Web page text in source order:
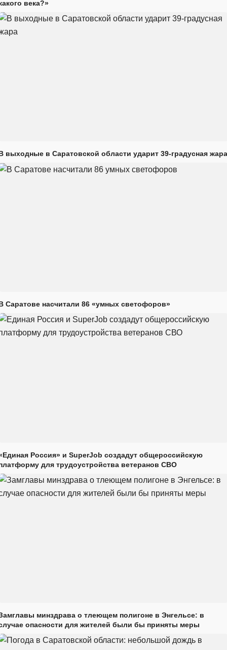
века?»
выходные в Саратовской области ударит 39-градусная жара
Саратове насчитали 86 «умных светофоров»
Россия» и SuperJob создадут общероссийскую
для трудоустройства ветеранов СВО
минздрава о тлеющем полигоне в Энгельсе: в
опасности для жителей были бы приняты меры